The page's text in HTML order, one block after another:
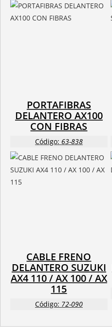
PORTAFIBRAS
DELANTERO AX100
CON FIBRAS
Código: 63-838
CABLE FRENO
DELANTERO SUZUKI
AX4 110 / AX 100 / AX
115
Código: 72-090